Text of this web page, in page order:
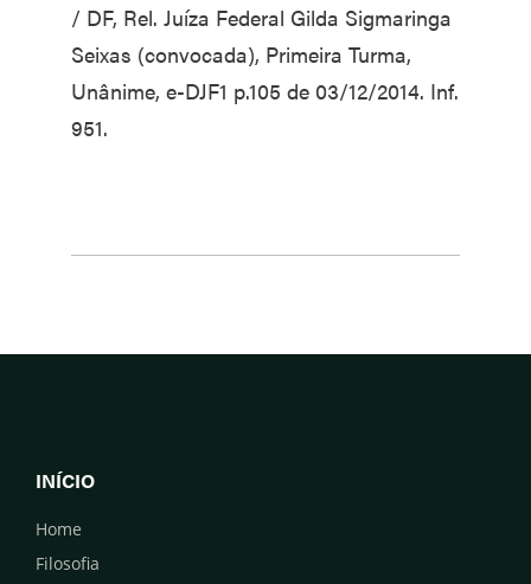
/ DF, Rel. Juíza Federal Gilda Sigmaringa
Seixas (convocada), Primeira Turma,
Unânime, e-DJF1 p.105 de 03/12/2014. Inf.
951.
INÍCIO
Home
Filosofia